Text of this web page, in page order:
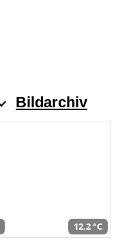
Bildarchiv
12,2 °C